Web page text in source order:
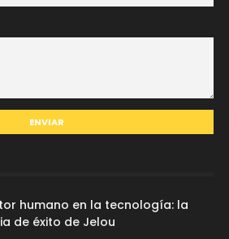
humano en la tecnología: la
de éxito de Jelou